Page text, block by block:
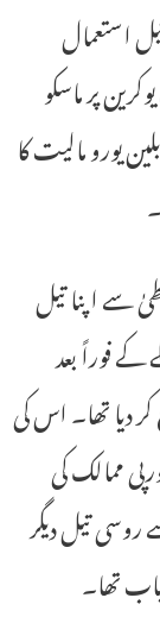
استعمال
پر ماسکو
کے حملے کے تیسرے سال میں روس سے 49 بلین یورو مالیت کا
سے اپنا تیل
پر حملے کے فوراً بعد
دیا تھا۔ اس کی
ممالک کی
تیل دیگر
تھا۔